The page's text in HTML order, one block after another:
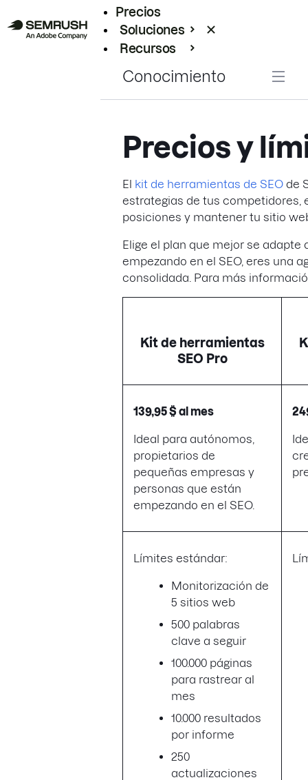
Precios
Soluciones
Recursos
Conocimiento
Precios y
El kit de herramientas de SEO de
estrategias de tus competidores,
posiciones y mantener tu sitio
Elige el plan que mejor se
empezando en el SEO, eres una
consolidada. Para más
Kit de herramientas
SEO Pro
139,95 $ al mes
Ideal para autónomos,
propietarios de
pequeñas empresas y
personas que están
empezando en el SEO.
Límites estándar:
Monitorización de
5 sitios web
500 palabras
clave a seguir
100.000 páginas
para rastrear al
mes
10.000 resultados
por informe
250
actualizaciones